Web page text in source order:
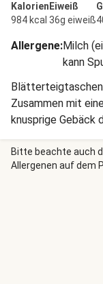
Kalorien
984 kcal
Eiweiß
36g eiweiß
Allergene:Milch
kann
Zusammen mit
knusprige Gebäck
geben dem
Bitte beachte auch
Allergenen auf dem